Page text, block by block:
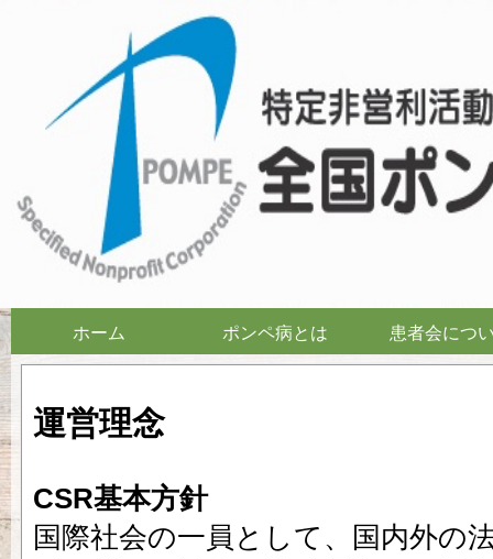
ホーム ポンペ病とは 患者会につ
運営理念
CSR基本方針
国際社会の一員として、国内外の